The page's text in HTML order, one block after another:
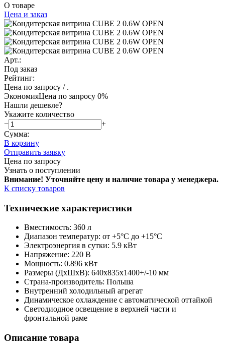
О товаре
Цена и заказ
Арт.:
Под заказ
Рейтинг:
Цена по запросу / .
ЭкономияЦена по запросу 0%
Нашли дешевле?
Укажите количество
−
+
Сумма:
В корзину
Отправить заявку
Цена по запросу
Узнать о поступлении
Внимание! Уточняйте цену и наличие товара у менеджера.
К списку товаров
Технические характеристики
Вместимость: 360 л
Диапазон температур: от +5°C до +15°C
Электроэнергия в сутки: 5.9 кВт
Напряжение: 220 В
Мощность: 0.896 кВт
Размеры (ДхШхВ): 640х835х1400+/-10 мм
Страна-производитель: Польша
Внутренний холодильный агрегат
Динамическое охлаждение с автоматической оттайкой
Светодиодное освещение в верхней части и
фронтальной раме
Описание товара